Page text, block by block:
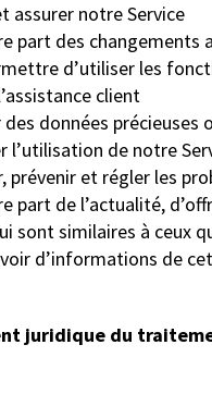
assurer notre Service
part des changements
d’utiliser les
client
données précieuses
l’utilisation de notre
prévenir et régler les
part de l’actualité,
sont similaires à ceux
d’informations de
juridique du